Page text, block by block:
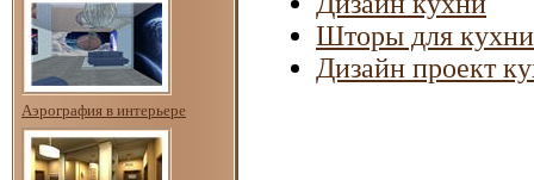
Аэрография в интерьере
Шторы для кухни
Дизайн проект